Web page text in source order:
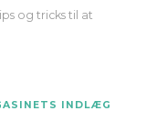
og tricks til at
INDLÆG